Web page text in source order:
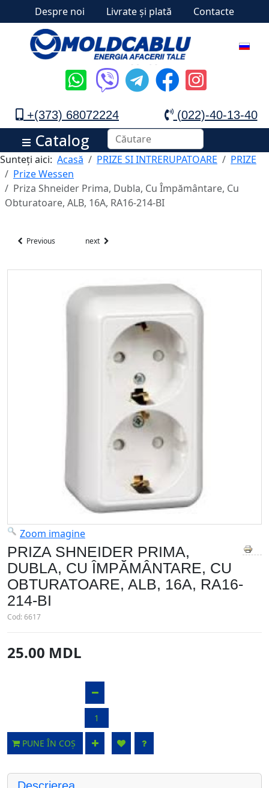
Despre noi Livrate și plată Contacte
+(373) 68072224 (022)-40-13-40
Catalog
Sunteți aici: Acasă PRIZE SI INTRERUPATOARE
PRIZE
Prize Wessen
Priza Shneider Prima, Dubla, Cu Împământare, Cu
Obturatoare, ALB, 16A, RA16-214-BI
Previous next
Zoom imagine
PRIZA SHNEIDER PRIMA,
DUBLA, CU ÎMPĂMÂNTARE, CU
OBTURATOARE, ALB, 16A, RA16-
214-BI
Cod:6617
25.00 MDL
PUNE ÎN COȘ